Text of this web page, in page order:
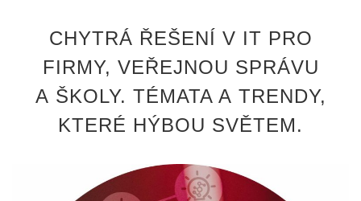
CHYTRÁ ŘEŠENÍ V IT PRO
FIRMY, VEŘEJNOU SPRÁVU
A ŠKOLY. TÉMATA A TRENDY,
KTERÉ HÝBOU SVĚTEM.